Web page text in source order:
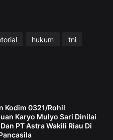
hukum
tni
Kodim 0321/Rohil
Karyo Mulyo Sari Dinilai
PT Astra Wakili Riau Di